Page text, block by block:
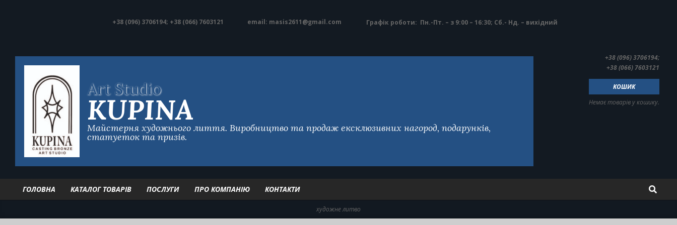
+38 (096) 3706194; +38 (066) 7603121 email: masis2611@gmail.com Графік роботи: Пн.-Пт. – з 9:00 – 16:30; Сб.- Нд. – вихідний
Art Studio
KUPINA
Майстерня художнього лиття. Виробництво та продаж ексклюзивних нагород, подарунків,
статуеток та призів.
+38 (096) 3706194;
+38 (066) 7603121
КОШИК
Немає товарів у кошику.
Primary
Menu
ГОЛОВНА КАТАЛОГ ТОВАРІВ ПОСЛУГИ ПРО КОМПАНІЮ КОНТАКТИ Search
художне литво